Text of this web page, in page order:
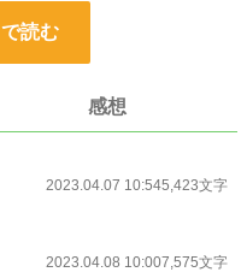
読む
感想
2023.04.07 10:545,423文字
2023.04.08 10:007,575文字